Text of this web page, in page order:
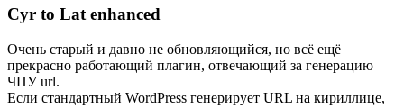
Cyr to Lat enhanced
Очень старый и давно не обновляющийся, но всё ещё
прекрасно работающий плагин, отвечающий за генерацию
ЧПУ url.
Если стандартный WordPress генерирует URL на кириллице,